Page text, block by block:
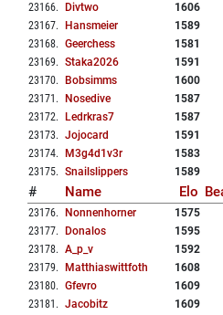
23166. Divtwo 1606
23167. Hansmeier 1589
23168. Geerchess 1581
23169. Staka2026 1591
23170. Bobsimms 1600
23171 . Nosedive 1587
23172. Ledrkras7 1587
23173. Jojocard 1591
23174. M3g4d1v3r 1583
23175. Snailslippers 1589
# Name Elo
23176. Nonnenhorner 1575
23177. Donalos 1595
23178. A_p_v 1592
23179. Matthiaswittfoth 1608
23180. Gfevro 1609
23181 . Jacobitz 1609